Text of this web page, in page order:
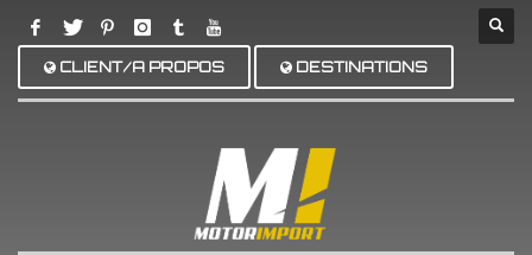
CLIENT/A PROPOS DESTINATIONS